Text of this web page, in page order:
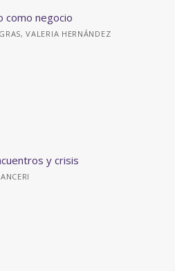
como negocio
VALERIA HERNÁNDEZ
y crisis